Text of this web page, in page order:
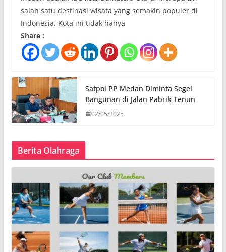
salah satu destinasi wisata yang semakin populer di
Indonesia. Kota ini tidak hanya
Share :
Satpol PP Medan Diminta Segel
Bangunan di Jalan Pabrik Tenun
02/05/2025
Berita Olahraga